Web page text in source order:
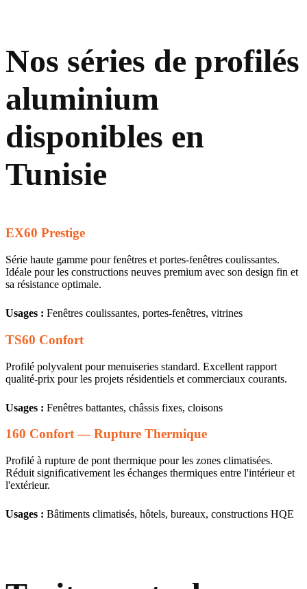
Nos séries de profilés
aluminium
disponibles en
Tunisie
EX60 Prestige
Série haute gamme pour fenêtres et portes-fenêtres coulissantes.
Idéale pour les constructions neuves premium avec son design fin et
sa résistance optimale.
Usages : Fenêtres coulissantes, portes-fenêtres, vitrines
TS60 Confort
Profilé polyvalent pour menuiseries standard. Excellent rapport
qualité-prix pour les projets résidentiels et commerciaux courants.
Usages : Fenêtres battantes, châssis fixes, cloisons
160 Confort — Rupture Thermique
Profilé à rupture de pont thermique pour les zones climatisées.
Réduit significativement les échanges thermiques entre l'intérieur et
l'extérieur.
Usages : Bâtiments climatisés, hôtels, bureaux, constructions HQE